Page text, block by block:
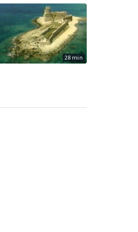
28 min